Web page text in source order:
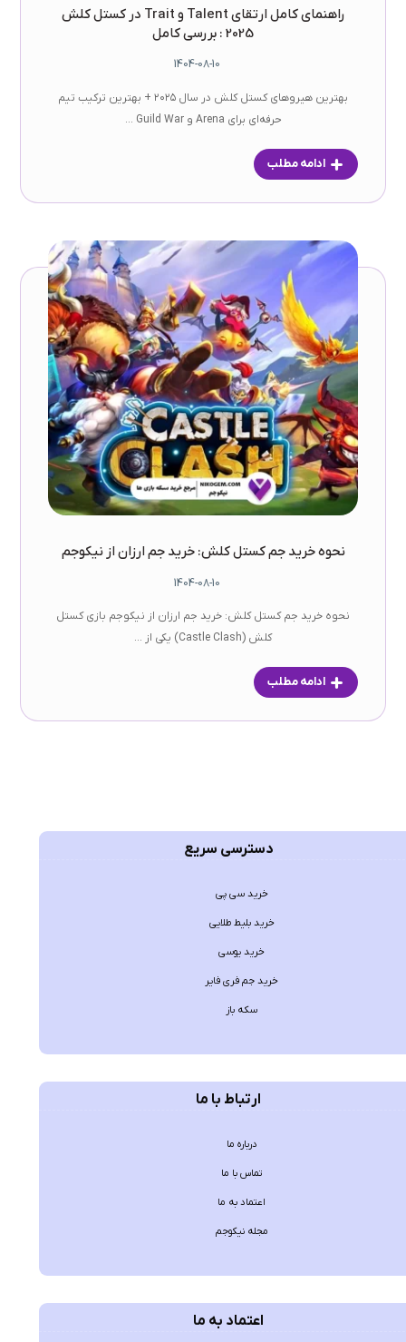
راهنمای کامل ارتقای Talent و Trait در کستل کلش
2025 : بررسی کامل
1404-08-10
بهترین هیروهای کستل کلش در سال ۲۰۲۵ + بهترین ترکیب تیم
حرفه‌ای برای Arena و Guild War ...
ادامه مطلب
نحوه خرید جم کستل کلش: خرید جم ارزان از نیکوجم
1404-08-10
نحوه خرید جم کستل کلش: خرید جم ارزان از نیکوجم بازی کستل
کلش (Castle Clash) یکی از ...
ادامه مطلب
دسترسی سریع
خرید سی پی
خرید بلیط طلایی
خرید یوسی
خرید جم فری فایر
سکه باز
ارتباط با ما
درباره ما
تماس با ما
اعتماد به ما
مجله نیکوجم
اعتماد به ما